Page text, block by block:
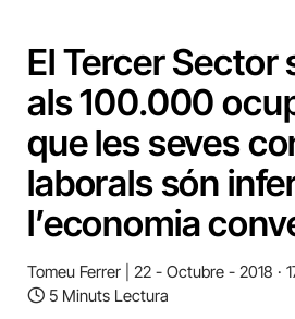
El Tercer Sector
als 100.000
que les seves
laborals són
l’economia
Tomeu Ferrer
22 - Octubre - 2018 ·
5 Minuts Lectura